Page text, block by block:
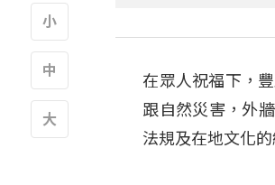
在眾人祝福下，
跟自然災害，外
法規及在地文化